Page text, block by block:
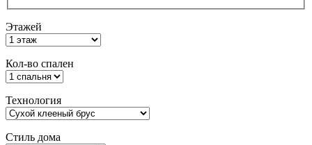
Этажей
Кол-во спален
Технология
Стиль дома